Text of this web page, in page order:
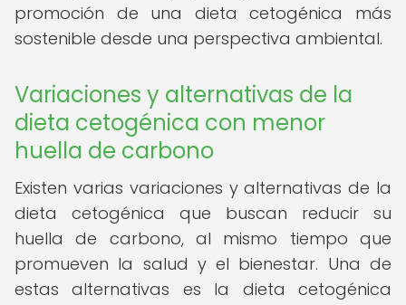
promoción de una dieta cetogénica más
sostenible desde una perspectiva ambiental.
Variaciones y alternativas de la
dieta cetogénica con menor
huella de carbono
Existen varias variaciones y alternativas de la
dieta cetogénica que buscan reducir su
huella de carbono, al mismo tiempo que
promueven la salud y el bienestar. Una de
estas alternativas es la dieta cetogénica